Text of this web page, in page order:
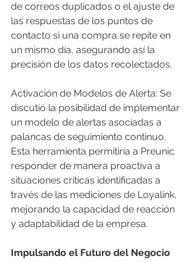
de correos duplicados o el ajuste de
las respuestas de los puntos de
contacto si una compra se repite en
un mismo día, asegurando así la
precisión de los datos recolectados.
Activación de Modelos de Alerta: Se
discutió la posibilidad de implementar
un modelo de alertas asociadas a
palancas de seguimiento continuo.
Esta herramienta permitiría a Preunic
responder de manera proactiva a
situaciones críticas identificadas a
través de las mediciones de Loyalink,
mejorando la capacidad de reacción
y adaptabilidad de la empresa.
Impulsando el Futuro del Negocio